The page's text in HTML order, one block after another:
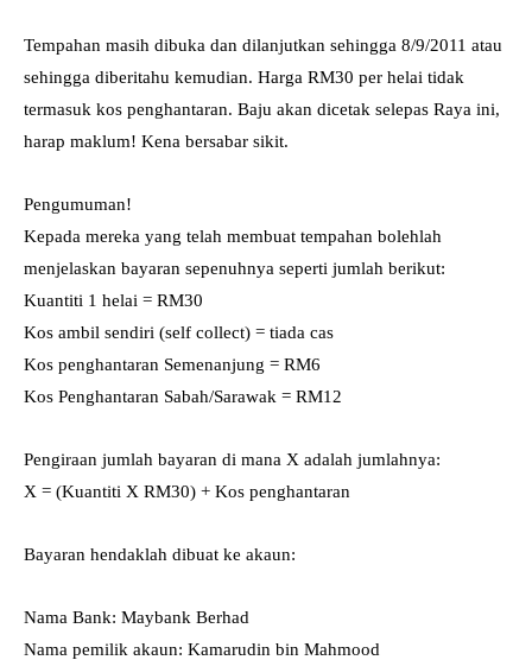
Tempahan masih dibuka dan dilanjutkan sehingga 8/9/2011 atau
sehingga diberitahu kemudian. Harga RM30 per helai tidak
termasuk kos penghantaran. Baju akan dicetak selepas Raya ini,
harap maklum! Kena bersabar sikit.
Pengumuman!
Kepada mereka yang telah membuat tempahan bolehlah
menjelaskan bayaran sepenuhnya seperti jumlah berikut:
Kuantiti 1 helai = RM30
Kos ambil sendiri (self collect) = tiada cas
Kos penghantaran Semenanjung = RM6
Kos Penghantaran Sabah/Sarawak = RM12
Pengiraan jumlah bayaran di mana X adalah jumlahnya:
X = (Kuantiti X RM30) + Kos penghantaran
Bayaran hendaklah dibuat ke akaun:
Nama Bank: Maybank Berhad
Nama pemilik akaun: Kamarudin bin Mahmood